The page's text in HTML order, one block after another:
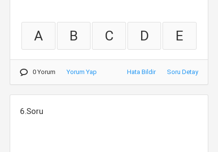
A B C D E
0 Yorum Yorum Yap Hata Bildir Soru Detay
6.Soru